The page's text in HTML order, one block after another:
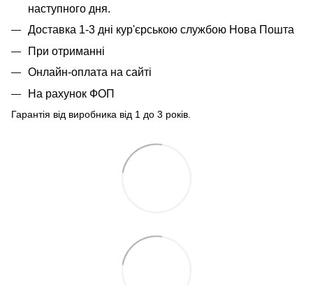
наступного дня.
Доставка 1-3 дні кур'єрською службою Нова Пошта
При отриманні
Онлайн-оплата на сайті
На рахунок ФОП
Гарантія від виробника від 1 до 3 років.